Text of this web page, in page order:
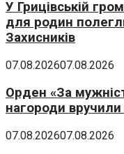
У Грицівській
для родин
Захисників
07.08.202607.08.2026
Орден «За
нагороди
07.08.202607.08.2026